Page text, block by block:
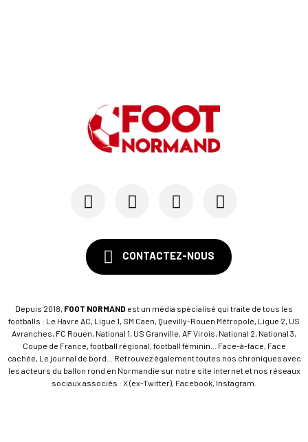
CONTACTEZ-NOUS
Depuis 2018, FOOT NORMAND est un média spécialisé qui traite de tous les
footballs : Le Havre AC, Ligue 1, SM Caen, Quevilly-Rouen Métropole, Ligue 2, US
Avranches, FC Rouen, National 1, US Granville, AF Virois, National 2, National 3,
Coupe de France, football régional, football féminin... Face-à-face, Face
cachée, Le journal de bord... Retrouvez également toutes nos chroniques avec
les acteurs du ballon rond en Normandie sur notre site internet et nos réseaux
sociaux associés : X (ex-Twitter), Facebook, Instagram.